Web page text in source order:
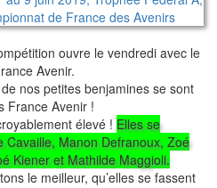
ouvre le vendredi avec le
Avenir.
nos petites benjamines se sont
France Avenir !
élevé ! Elles se
Cavaille, Manon Defranoux, Zoé
Kiener et Mathilde Maggioli.
le meilleur, qu’elles se fassent